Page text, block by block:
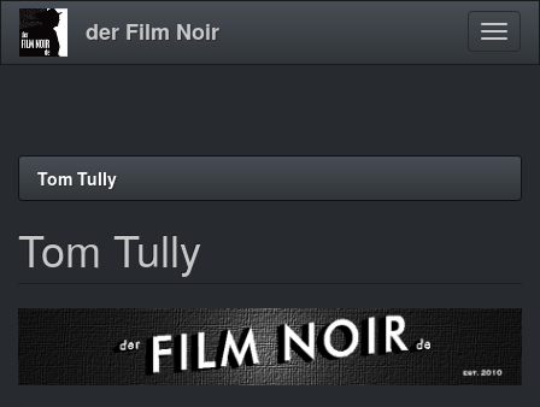
Direkt
der Film Noir
Tom Tully
Tom Tully